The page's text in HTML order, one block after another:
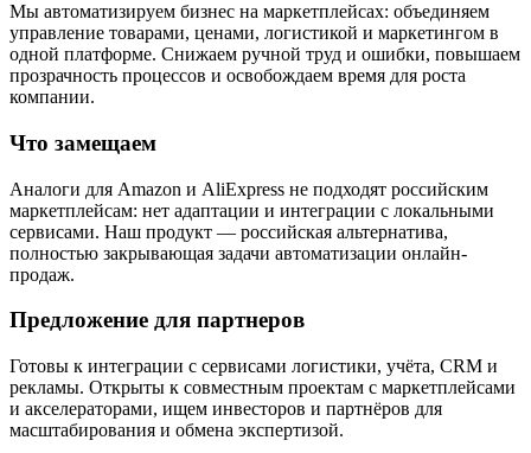
Мы автоматизируем бизнес на маркетплейсах: объединяем
управление товарами, ценами, логистикой и маркетингом в
одной платформе. Снижаем ручной труд и ошибки, повышаем
прозрачность процессов и освобождаем время для роста
компании.
Что замещаем
Аналоги для Amazon и AliExpress не подходят российским
маркетплейсам: нет адаптации и интеграции с локальными
сервисами. Наш продукт — российская альтернатива,
полностью закрывающая задачи автоматизации онлайн-
продаж.
Предложение для партнеров
Готовы к интеграции с сервисами логистики, учёта, CRM и
рекламы. Открыты к совместным проектам с маркетплейсами
и акселераторами, ищем инвесторов и партнёров для
масштабирования и обмена экспертизой.